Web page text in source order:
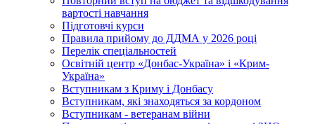
вартості навчання
Підготовчі курси
Правила прийому до ДДМА у 2026 році
Перелік спеціальностей
Освітній центр «Донбас-Україна» і «Крим-
Україна»
Вступникам з Криму і Донбасу
Вступникам, які знаходяться за кордоном
Вступникам - ветеранам війни